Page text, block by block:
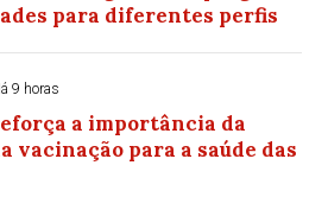
para diferentes perfis
9 horas
a importância da
vacinação para a saúde das